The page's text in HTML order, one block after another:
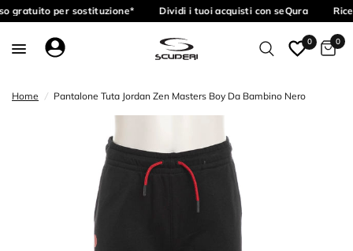
gratuito per sostituzione* Dividi i tuoi acquisti con seQura
0 0
Home / Pantalone Tuta Jordan Zen Masters Boy Da Bambino Nero